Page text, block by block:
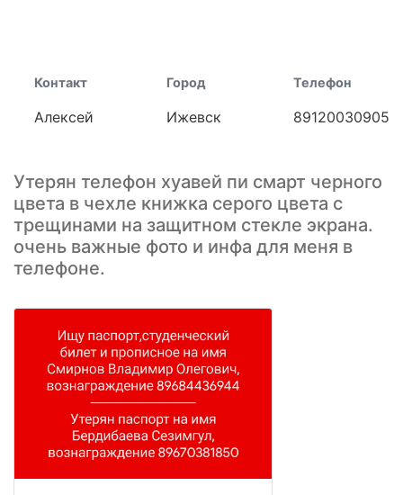
Контакт
Алексей
Город
Ижевск
Телефон
89120030905
Утерян телефон хуавей пи смарт черного
цвета в чехле книжка серого цвета с
трещинами на защитном стекле экрана.
очень важные фото и инфа для меня в
телефоне.